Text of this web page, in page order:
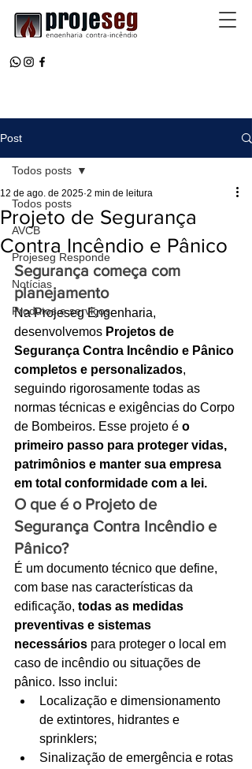
Ligações de 8h as 17h
WhatsApp de 8h as 12h
Siga nosso facebook
E também nosso instagram
Post
Todos posts
AVCB
Projeseg Responde
Notícias
Produtos e serviços
Todos posts
Projeto de Segurança
Contra Incêndio e Pânico
12 de ago. de 2025 2 min de leitura
Segurança começa com
planejamento
Na Projeseg Engenharia,
desenvolvemos Projetos de
Segurança Contra Incêndio e Pânico
completos e personalizados,
seguindo rigorosamente todas as
normas técnicas e exigências do Corpo
de Bombeiros. Esse projeto é o
primeiro passo para proteger vidas,
patrimônios e manter sua empresa
em total conformidade com a lei.
O que é o Projeto de
Segurança Contra Incêndio e
Pânico?
É um documento técnico que define,
com base nas características da
edificação, todas as medidas
preventivas e sistemas
necessários para proteger o local em
caso de incêndio ou situações de
pânico. Isso inclui:
Localização e dimensionamento
de extintores, hidrantes e
sprinklers;
Sinalização de emergência e rotas